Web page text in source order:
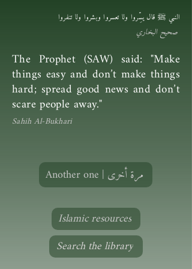
النبي ﷺ قال يسِّروا ولا تعسروا وبشروا ولا تنفروا
صحيح البخاري
The Prophet (SAW) said: "Make
things easy and don’t make things
hard; spread good news and don’t
scare people away."
Sahih Al-Bukhari
Another one | مرة أخرى
Islamic resources
Search the library